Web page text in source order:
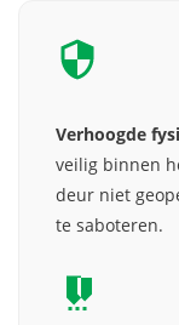
Verhoogde
veilig binnen
deur niet
te saboteren.